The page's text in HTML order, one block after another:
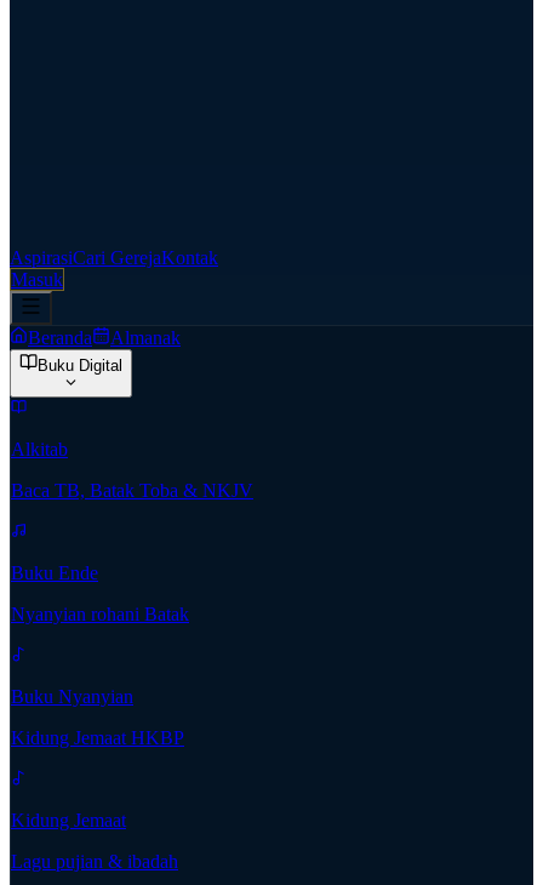
AspirasiCari GerejaKontak
Masuk
Beranda Almanak
Buku Digital
Alkitab
Baca TB, Batak Toba & NKJV
Buku Ende
Nyanyian rohani Batak
Buku Nyanyian
Kidung Jemaat HKBP
Kidung Jemaat
Lagu pujian & ibadah